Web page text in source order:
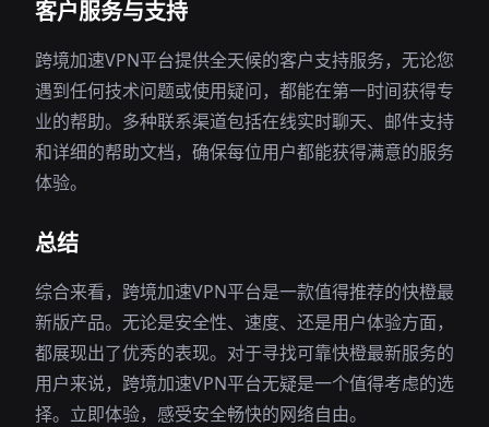
客户服务与支持
跨境加速VPN平台提供全天候的客户支持服务，无论您
遇到任何技术问题或使用疑问，都能在第一时间获得专
业的帮助。多种联系渠道包括在线实时聊天、邮件支持
和详细的帮助文档，确保每位用户都能获得满意的服务
体验。
总结
综合来看，跨境加速VPN平台是一款值得推荐的快橙最
新版产品。无论是安全性、速度、还是用户体验方面，
都展现出了优秀的表现。对于寻找可靠快橙最新服务的
用户来说，跨境加速VPN平台无疑是一个值得考虑的选
择。立即体验，感受安全畅快的网络自由。